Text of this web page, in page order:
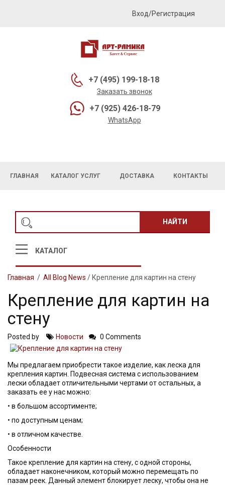
Вход/Регистрация
+7 (495) 199-18-18
Заказать звонок
+7 (925) 426-18-79
WhatsApp
ГЛАВНАЯ КАТАЛОГ УСЛУГ ДОСТАВКА КОНТАКТЫ
НАЙТИ
КАТАЛОГ
Главная / All Blog News / Крепление для картин на стену
Крепление для картин на
стену
Posted by Новости 0 Comments
Мы предлагаем приобрести такое изделие, как леска для
крепления картин. Подвесная система с использованием
лески обладает отличительными чертами от остальных, а
заказать ее у нас можно:
• в большом ассортименте;
• по доступным ценам;
• в отличном качестве.
Особенности
Такое крепление для картин на стену, с одной стороны,
обладает наконечником, который можно перемещать по
пазам реек. Данный элемент блокирует леску, чтобы она не